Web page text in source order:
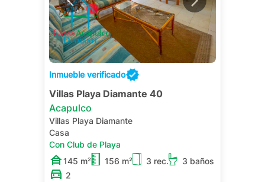
Inmueble verificado
Villas Playa Diamante 40
Acapulco
Villas Playa Diamante
Casa
Con Club de Playa
145 m²
156 m² 3 rec.
3 baños
2